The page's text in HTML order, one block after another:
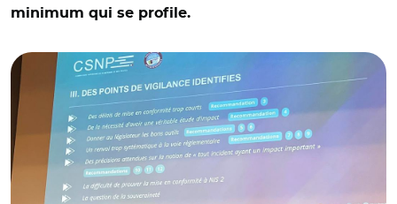
minimum qui se profile.